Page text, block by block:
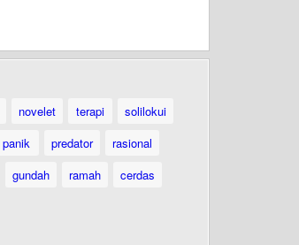
novelet terapi
solilokui
panik predator
rasional
gundah ramah
cerdas